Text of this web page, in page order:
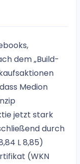
dem „Build-
Medion
jetzt stark
durch
L 8,85)
(WKN